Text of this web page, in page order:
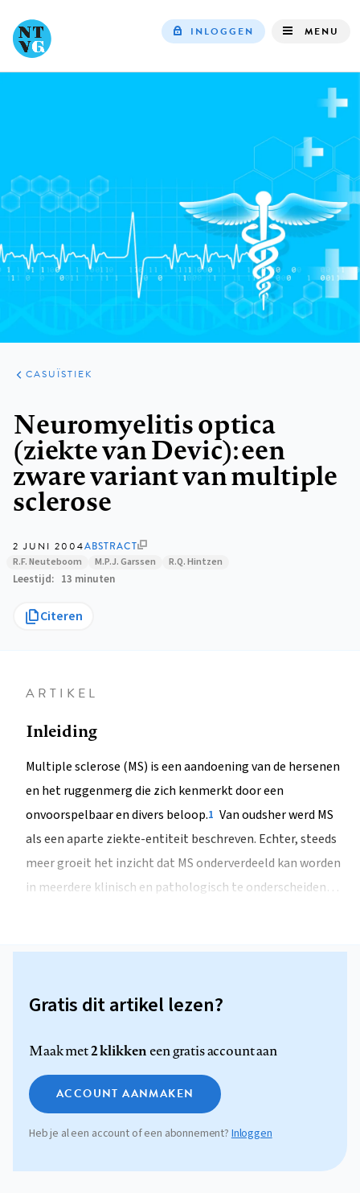
navigation
INLOGGEN MENU
ARTIKELEN
PRAKTIJK
CASUÏSTIEK
Neuromyelitis optica
(ziekte van Devic): een
zware variant van multiple
sclerose
2 JUNI 2004ABSTRACT
R.F. Neuteboom M.P.J. Garssen R.Q. Hintzen
Leestijd 13 minuten
Citeren
ARTIKEL
Inleiding
Multiple sclerose (MS) is een aandoening van de hersenen
en het ruggenmerg die zich kenmerkt door een
onvoorspelbaar en divers beloop.1 Van oudsher werd MS
als een aparte ziekte-entiteit beschreven. Echter, steeds
meer groeit het inzicht dat MS onderverdeeld kan worden
in meerdere klinisch en pathologisch te onderscheiden…
Gratis dit artikel lezen?
Maak met2 klikkeneen gratis account aan
ACCOUNT AANMAKEN
Heb je al een account of een abonnement? Inloggen